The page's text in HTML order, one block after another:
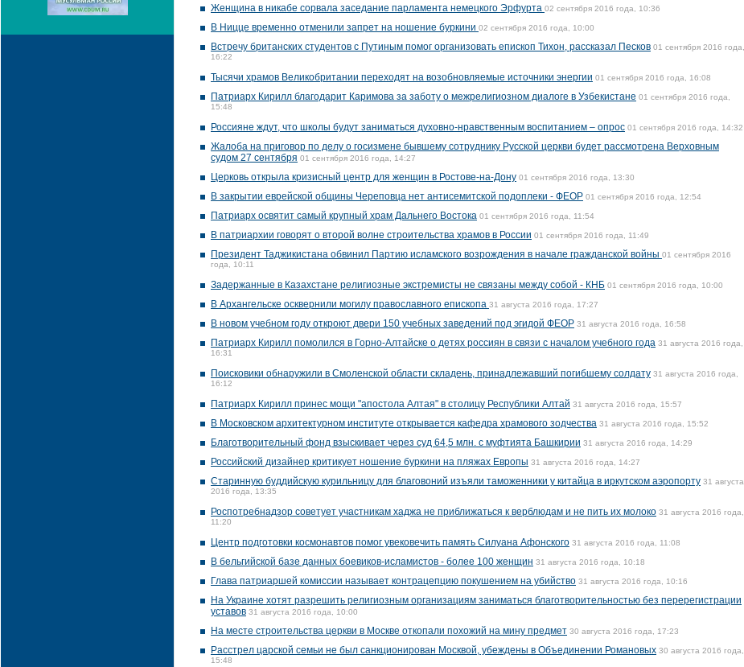
Женщина в никабе сорвала заседание парламента немецкого Эрфурта 02 сентября 2016 года, 10:36
В Ницце временно отменили запрет на ношение буркини 02 сентября 2016 года, 10:00
Встречу британских студентов с Путиным помог организовать епископ Тихон, рассказал Песков 01 сентября 2016 года,
16:22
Тысячи храмов Великобритании переходят на возобновляемые источники энергии 01 сентября 2016 года, 16:08
Патриарх Кирилл благодарит Каримова за заботу о межрелигиозном диалоге в Узбекистане 01 сентября 2016 года,
15:48
Россияне ждут, что школы будут заниматься духовно-нравственным воспитанием – опрос 01 сентября 2016 года, 14:32
Жалоба на приговор по делу о госизмене бывшему сотруднику Русской церкви будет рассмотрена Верховным
судом 27 сентября 01 сентября 2016 года, 14:27
Церковь открыла кризисный центр для женщин в Ростове-на-Дону 01 сентября 2016 года, 13:30
В закрытии еврейской общины Череповца нет антисемитской подоплеки - ФЕОР 01 сентября 2016 года, 12:54
Патриарх освятит самый крупный храм Дальнего Востока 01 сентября 2016 года, 11:54
В патриархии говорят о второй волне строительства храмов в России 01 сентября 2016 года, 11:49
Президент Таджикистана обвинил Партию исламского возрождения в начале гражданской войны 01 сентября 2016
года, 10:11
Задержанные в Казахстане религиозные экстремисты не связаны между собой - КНБ 01 сентября 2016 года, 10:00
В Архангельске осквернили могилу православного епископа 31 августа 2016 года, 17:27
В новом учебном году откроют двери 150 учебных заведений под эгидой ФЕОР 31 августа 2016 года, 16:58
Патриарх Кирилл помолился в Горно-Алтайске о детях россиян в связи с началом учебного года 31 августа 2016 года,
16:31
Поисковики обнаружили в Смоленской области складень, принадлежавший погибшему солдату 31 августа 2016 года,
16:12
Патриарх Кирилл принес мощи "апостола Алтая" в столицу Республики Алтай 31 августа 2016 года, 15:57
В Московском архитектурном институте открывается кафедра храмового зодчества 31 августа 2016 года, 15:52
Благотворительный фонд взыскивает через суд 64,5 млн. с муфтията Башкирии 31 августа 2016 года, 14:29
Российский дизайнер критикует ношение буркини на пляжах Европы 31 августа 2016 года, 14:27
Старинную буддийскую курильницу для благовоний изъяли таможенники у китайца в иркутском аэропорту 31 августа
2016 года, 13:35
Роспотребнадзор советует участникам хаджа не приближаться к верблюдам и не пить их молоко 31 августа 2016 года,
11:20
Центр подготовки космонавтов помог увековечить память Силуана Афонского 31 августа 2016 года, 11:08
В бельгийской базе данных боевиков-исламистов - более 100 женщин 31 августа 2016 года, 10:18
Глава патриаршей комиссии называет контрацепцию покушением на убийство 31 августа 2016 года, 10:16
На Украине хотят разрешить религиозным организациям заниматься благотворительностью без перерегистрации
уставов 31 августа 2016 года, 10:00
На месте строительства церкви в Москве откопали похожий на мину предмет 30 августа 2016 года, 17:23
Расстрел царской семьи не был санкционирован Москвой, убеждены в Объединении Романовых 30 августа 2016 года,
15:48